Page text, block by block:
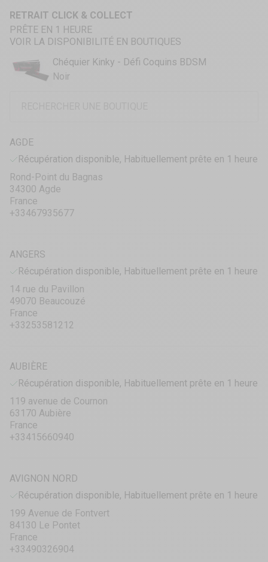
RETRAIT CLICK & COLLECT
PRÊTE EN 1 HEURE
VOIR LA DISPONIBILITÉ EN BOUTIQUES
Chéquier Kinky - Défi Coquins BDSM
Noir
AGDE
Récupération disponible, Habituellement prête en 1 heure
Rond-Point du Bagnas
34300 Agde
France
+33467935677
ANGERS
Récupération disponible, Habituellement prête en 1 heure
14 rue du Pavillon
49070 Beaucouzé
France
+33253581212
AUBIÈRE
Récupération disponible, Habituellement prête en 1 heure
119 avenue de Cournon
63170 Aubière
France
+33415660940
AVIGNON NORD
Récupération disponible, Habituellement prête en 1 heure
199 Avenue de Fontvert
84130 Le Pontet
France
+33490326904